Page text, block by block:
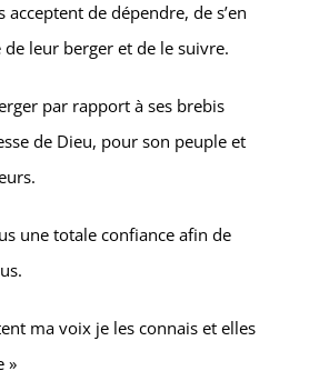
de dépendre, de s’en
leur berger et de le suivre.
par rapport à ses brebis
de Dieu, pour son peuple et
une totale confiance afin de
ma voix je les connais et elles
»